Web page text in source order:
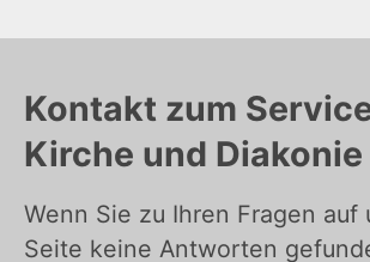
Kontakt zum
Kirche und Diakonie
Wenn Sie zu Ihren Fragen auf
Seite keine Antworten